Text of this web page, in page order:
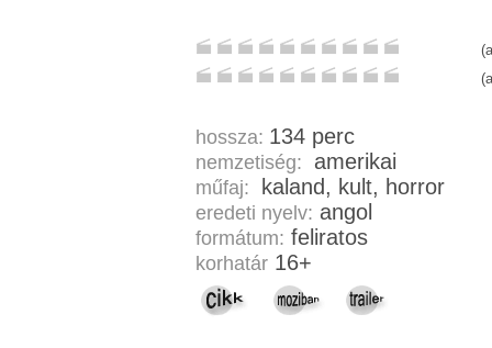
hossza: 134 perc
nemzetiség: amerikai
műfaj: kaland, kult, horror
eredeti nyelv: angol
formátum: feliratos
korhatár 16+